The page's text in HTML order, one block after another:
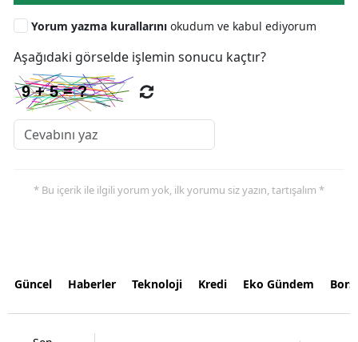
Yorum yazma kurallarını okudum ve kabul ediyorum
Aşağıdaki görselde işlemin sonucu kaçtır?
* Bu içerik ile ilgili yorum yok, ilk yorumu siz yazın, tartışalım *
Güncel Haberler Teknoloji Kredi Eko Gündem